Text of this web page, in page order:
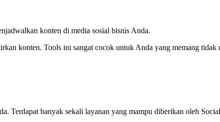
konten di media sosial bisnis Anda.
konten. Tools ini sangat cocok untuk Anda yang memang
Terdapat banyak sekali layanan yang mampu diberikan oleh